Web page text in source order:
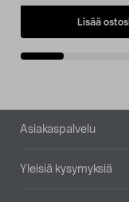
Lisää
Alatunniste
Asiakaspalvelu
Yleisiä kysymyksiä